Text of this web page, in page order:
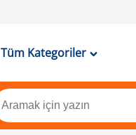
Tüm Kategoriler